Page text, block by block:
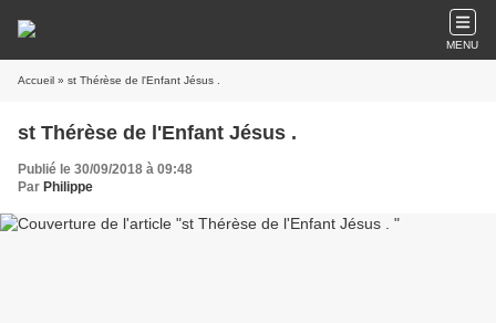
MENU
Accueil » st Thérèse de l'Enfant Jésus .
st Thérèse de l'Enfant Jésus .
Publié le 30/09/2018 à 09:48
Par Philippe